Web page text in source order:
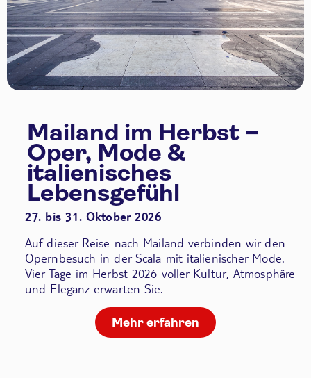
Mailand im Herbst –
Oper, Mode &
italienisches
Lebensgefühl
27. bis 31. Oktober 2026
Auf dieser Reise nach Mailand verbinden wir den
Opernbesuch in der Scala mit italienischer Mode.
Vier Tage im Herbst 2026 voller Kultur, Atmosphäre
und Eleganz erwarten Sie.
Mehr erfahren